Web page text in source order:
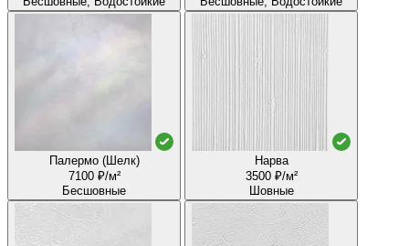
Палермо (Шелк)
7100 ₽/м²
Бесшовные
Нарва
3500 ₽/м²
Шовные